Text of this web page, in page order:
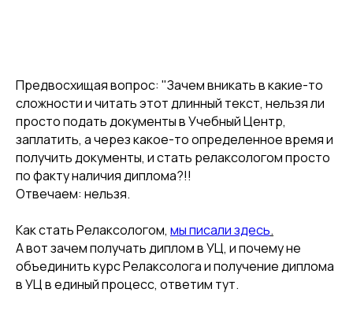
Предвосхищая вопрос: "Зачем вникать в какие-то
сложности и читать этот длинный текст, нельзя ли
просто подать документы в Учебный Центр,
заплатить, а через какое-то определенное время и
получить документы, и стать релаксологом просто
по факту наличия диплома?!!
Отвечаем: нельзя.
Как стать Релаксологом, мы писали здесь.
А вот зачем получать диплом в УЦ, и почему не
объединить курс Релаксолога и получение диплома
в УЦ в единый процесс, ответим тут.